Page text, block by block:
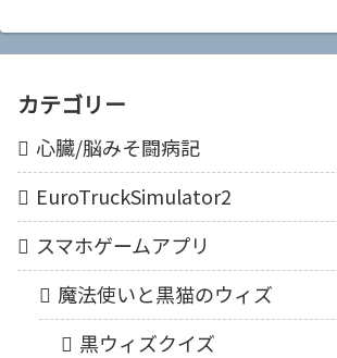
カテゴリー
心臓/脳みそ闘病記
EuroTruckSimulator2
スマホゲームアプリ
魔法使いと黒猫のウィズ
黒ウィズクイズ